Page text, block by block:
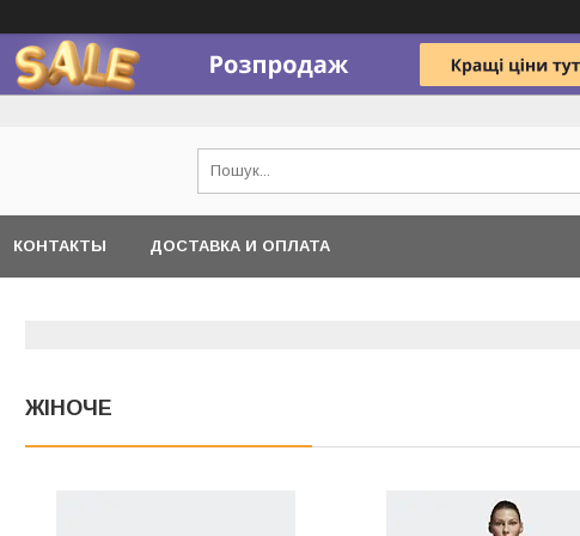
КОНТАКТЫ ДОСТАВКА И ОПЛАТА
ЖІНОЧЕ